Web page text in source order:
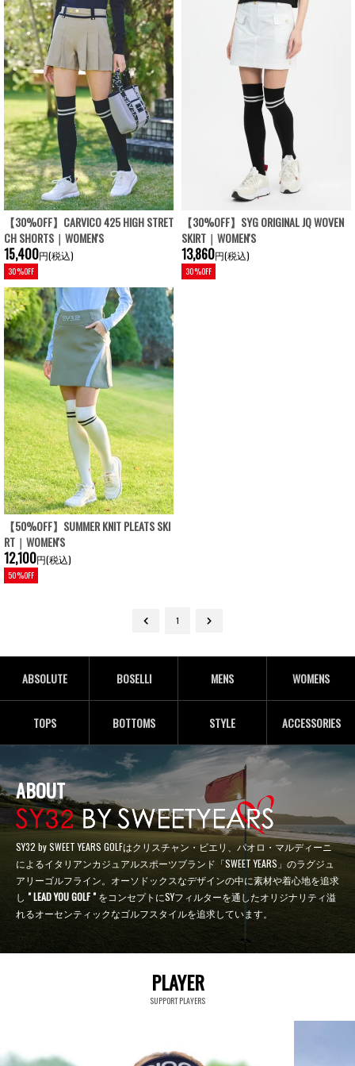
【30%OFF】CARVICO 425 HIGH STRET
CH SHORTS｜WOMEN'S
15,400円(税込)
30%OFF
【30%OFF】SYG ORIGINAL JQ WOVEN
SKIRT｜WOMEN'S
13,860円(税込)
30%OFF
【50%OFF】SUMMER KNIT PLEATS SKI
RT｜WOMEN'S
12,100円(税込)
50%OFF
1
ABSOLUTE BOSELLI MENS WOMENS
TOPS BOTTOMS STYLE ACCESSORIES
ABOUT
SY32 by SWEET YEARS GOLFはクリスチャン・ビエリ、パオロ・マルディーニ
によるイタリアンカジュアルスポーツブランド「SWEET YEARS」のラグジュ
アリーゴルフライン。オーソドックスなデザインの中に素材や着心地を追求
し " LEAD YOU GOLF "をコンセプトにSYフィルターを通したオリジナリティ溢
れるオーセンティックなゴルフスタイルを追求しています。
PLAYER
SUPPORT PLAYERS